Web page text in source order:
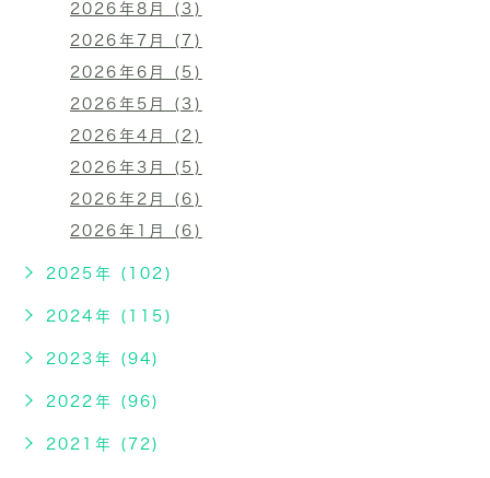
2026年8月 (3)
2026年7月 (7)
2026年6月 (5)
2026年5月 (3)
2026年4月 (2)
2026年3月 (5)
2026年2月 (6)
2026年1月 (6)
2025年 (102)
2024年 (115)
2023年 (94)
2022年 (96)
2021年 (72)